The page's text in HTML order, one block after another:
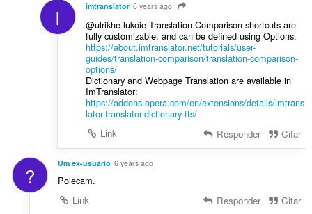
I imtranslator 6 years ago
@ulrikhe-lukoie Translation Comparison shortcuts are
fully customizable, and can be defined using Options.
https://about.imtranslator.net/tutorials/user-
guides/translation-comparison/translation-comparison-
options/
Dictionary and Webpage Translation are available in
ImTranslator:
https://addons.opera.com/en/extensions/details/imtrans
lator-translator-dictionary-tts/
Link
Responder Citar
? Um ex-usuário 6 years ago
Polecam.
Link
Responder Citar